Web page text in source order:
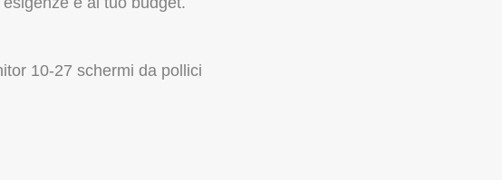
10-27 schermi da pollici